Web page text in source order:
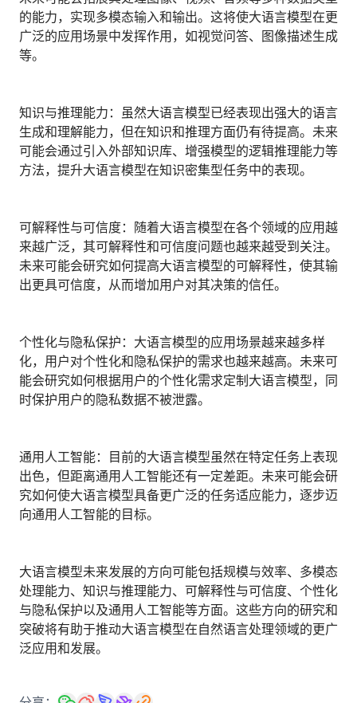
财务
智能票据 | 自动报税 | 自动存单 | 智能审计
的能力，实现多模态输入和输出。这将使大语言模型在更
广泛的应用场景中发挥作用，如视觉问答、图像描述生成
等。
知识与推理能力：虽然大语言模型已经表现出强大的语言
生成和理解能力，但在知识和推理方面仍有待提高。未来
可能会通过引入外部知识库、增强模型的逻辑推理能力等
方法，提升大语言模型在知识密集型任务中的表现。
可解释性与可信度：随着大语言模型在各个领域的应用越
来越广泛，其可解释性和可信度问题也越来越受到关注。
未来可能会研究如何提高大语言模型的可解释性，使其输
出更具可信度，从而增加用户对其决策的信任。
个性化与隐私保护：大语言模型的应用场景越来越多样
化，用户对个性化和隐私保护的需求也越来越高。未来可
能会研究如何根据用户的个性化需求定制大语言模型，同
时保护用户的隐私数据不被泄露。
通用人工智能：目前的大语言模型虽然在特定任务上表现
出色，但距离通用人工智能还有一定差距。未来可能会研
究如何使大语言模型具备更广泛的任务适应能力，逐步迈
向通用人工智能的目标。
大语言模型未来发展的方向可能包括规模与效率、多模态
处理能力、知识与推理能力、可解释性与可信度、个性化
与隐私保护以及通用人工智能等方面。这些方向的研究和
突破将有助于推动大语言模型在自然语言处理领域的更广
泛应用和发展。